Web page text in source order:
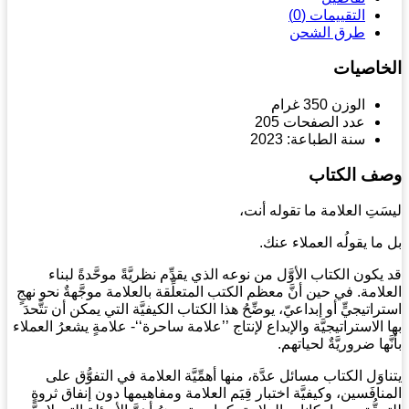
التقييمات (0)
طرق الشحن
الوزن 350 غرام
عدد الصفحات 205
سنة الطباعة: 2023
الكتاب
العلامة ما تقوله أنت،
يقولُه العملاء عنك.
الكتاب الأوَّل من نوعه الذي يقدِّم نظريَّةً موحَّدةً لبناء
في حين أنَّ معظم الكتب المتعلِّقة بالعلامة موجَّهةٌ نحو نهجٍ
أو إبداعيّ، يوضِّحُ هذا الكتاب الكيفيَّة التي يمكن أن تتَّحدَ
الاستراتيجيَّة والإبداع لإنتاج ’’علامة ساحرة‘‘- علامةٍ يشعرُ العملاء
ضروريَّةٌ لحياتهم.
الكتاب مسائل عدَّة، منها أهمِّيَّة العلامة في التفوُّق على
وكيفيَّة اختبار قِيَم العلامة ومفاهيمها دون إنفاق ثروةٍ